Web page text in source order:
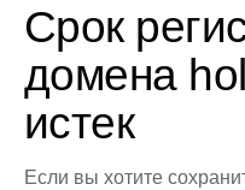
Срок
домена
истек
Если вы хотите